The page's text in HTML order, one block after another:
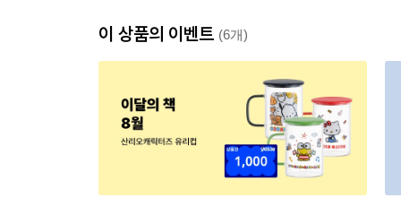
이 상품의 이벤트 (6개)